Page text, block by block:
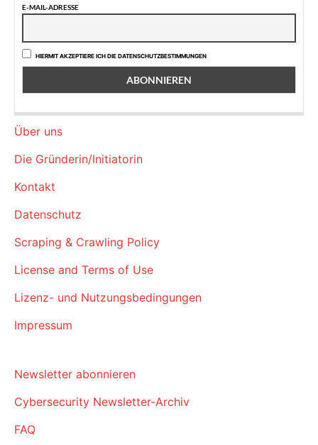
E-MAIL-ADRESSE
HIERMIT AKZEPTIERE ICH DIE DATENSCHUTZBESTIMMUNGEN
Über uns
Die Gründerin/Initiatorin
Kontakt
Datenschutz
Scraping & Crawling Policy
License and Terms of Use
Lizenz- und Nutzungsbedingungen
Impressum
Newsletter abonnieren
Cybersecurity Newsletter-Archiv
FAQ